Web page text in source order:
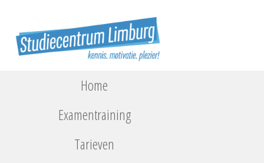
Home
Examentraining
Tarieven